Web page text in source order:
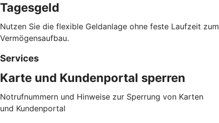
Tagesgeld
Nutzen Sie die flexible Geldanlage ohne feste Laufzeit zum
Vermögensaufbau.
Services
Karte und Kundenportal sperren
Notrufnummern und Hinweise zur Sperrung von Karten
und Kundenportal